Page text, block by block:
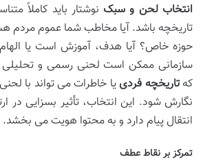
انتخاب لحن و سبک نوشتار باید کاملاً
تاریخچه باشد. آیا مخاطب شما عموم مردم
حوزه خاص؟ آیا هدف، آموزش است یا
سازمانی ممکن است لحنی رسمی و تحلیلی
کهتاریخچه فردی یا خاطرات می تواند با
نگارش شود. این انتخاب، تأثیر بسزایی در
انتقال پیام دارد و به محتوا هویت می بخشد.
تمرکز بر نقاط عطف